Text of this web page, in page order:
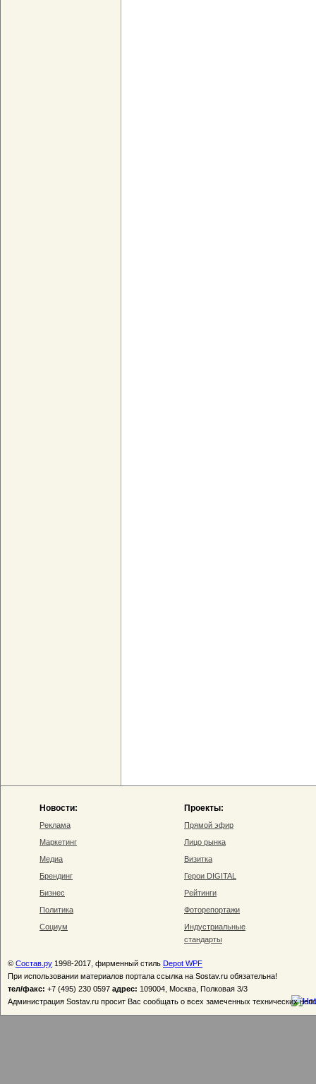
Новости:
Реклама
Маркетинг
Медиа
Брендинг
Бизнес
Политика
Социум
Проекты:
Прямой эфир
Лицо рынка
Визитка
Герои DIGITAL
Рейтинги
Фоторепортажи
Индустриальные
стандарты
© Состав.ру 1998-2017, фирменный стиль Depot WPF
При использовании материалов портала ссылка на Sostav.ru обязательна!
тел/факс: +7 (495) 230 0597 адрес: 109004, Москва, Полковая 3/3
Администрация Sostav.ru просит Вас сообщать о всех замеченных технических